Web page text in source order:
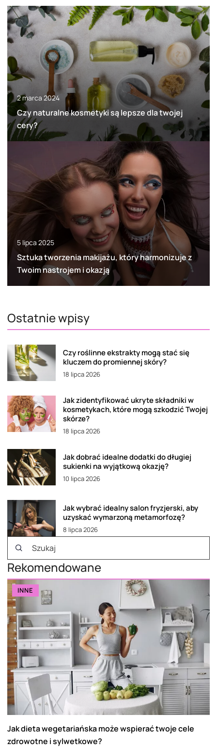
2 marca 2024
Czy naturalne kosmetyki są lepsze dla twojej
cery?
5 lipca 2025
Sztuka tworzenia makijażu, który harmonizuje z
Twoim nastrojem i okazją
Ostatnie wpisy
Czy roślinne ekstrakty mogą stać się
kluczem do promiennej skóry?
18 lipca 2026
Jak zidentyfikować ukryte składniki w
kosmetykach, które mogą szkodzić Twojej
skórze?
18 lipca 2026
Jak dobrać idealne dodatki do długiej
sukienki na wyjątkową okazję?
10 lipca 2026
Jak wybrać idealny salon fryzjerski, aby
uzyskać wymarzoną metamorfozę?
8 lipca 2026
Rekomendowane
INNE
Jak dieta wegetariańska może wspierać twoje cele
zdrowotne i sylwetkowe?